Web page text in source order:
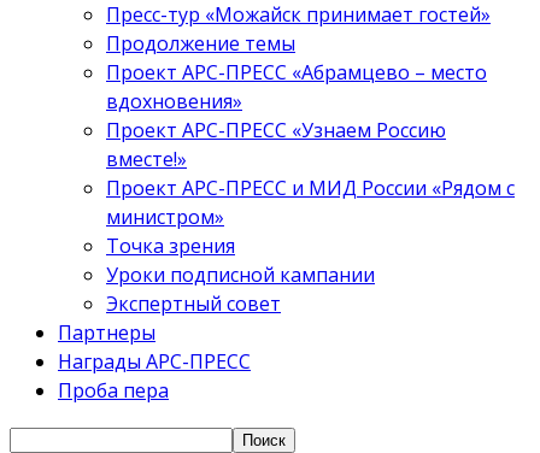
Пресс-тур «Можайск принимает гостей»
Продолжение темы
Проект АРС-ПРЕСС «Абрамцево – место
вдохновения»
Проект АРС-ПРЕСС «Узнаем Россию
вместе!»
Проект АРС-ПРЕСС и МИД России «Рядом с
министром»
Точка зрения
Уроки подписной кампании
Экспертный совет
Партнеры
Награды АРС-ПРЕСС
Проба пера